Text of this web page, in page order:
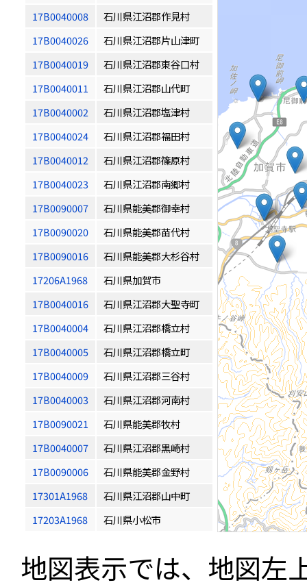
17B0040008
石川県江沼郡作見村
17B0040026
石川県江沼郡片山津町
17B0040019
石川県江沼郡東谷口村
17B0040011
石川県江沼郡山代町
17B0040002
石川県江沼郡塩津村
17B0040024
石川県江沼郡福田村
17B0040012
石川県江沼郡篠原村
17B0040023
石川県江沼郡南郷村
17B0090007
石川県能美郡御幸村
17B0090020
石川県能美郡苗代村
17B0090016
石川県能美郡大杉谷村
17206A1968
石川県加賀市
17B0040016
石川県江沼郡大聖寺町
17B0040004
石川県江沼郡橋立村
17B0040005
石川県江沼郡橋立町
17B0040009
石川県江沼郡三谷村
17B0040003
石川県江沼郡河南村
17B0090021
石川県能美郡牧村
17B0040007
石川県江沼郡黒崎村
17B0090006
石川県能美郡金野村
17301A1968
石川県江沼郡山中町
17203A1968
石川県小松市
地図表示では、地図左